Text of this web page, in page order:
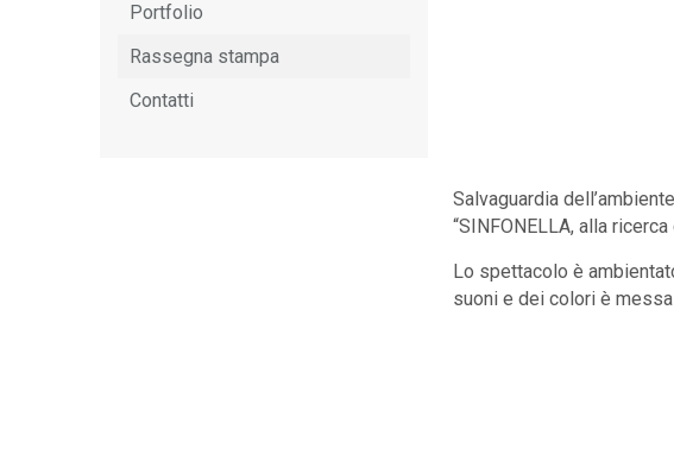
Salvaguardia
“SINFONELLA, alla
Lo spettacolo è
suoni e dei colori è
Portfolio
Rassegna stampa
Contatti